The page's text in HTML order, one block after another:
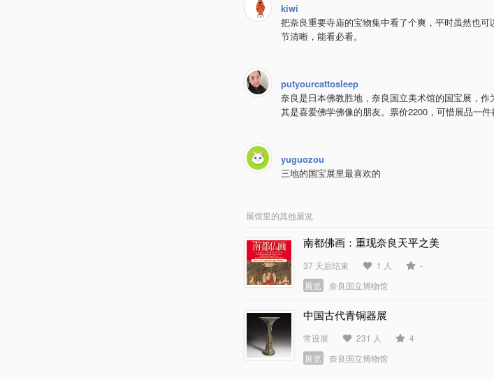
kiwi
把奈良重要寺庙的宝物集中看了个爽，平时虽然也
节清晰，能看必看。
putyourcattosleep
奈良是日本佛教胜地，奈良国立美术馆的国宝展，
其是喜爱佛学佛像的朋友。票价2200，可惜展品一件
yuguozou
三地的国宝展里最喜欢的
展馆里的其他展览
南都佛画：重现奈良天平之美
37 天后结束 1 人
-
展览
奈良国立博物馆
中国古代青铜器展
常设展 231 人
4
展览
奈良国立博物馆